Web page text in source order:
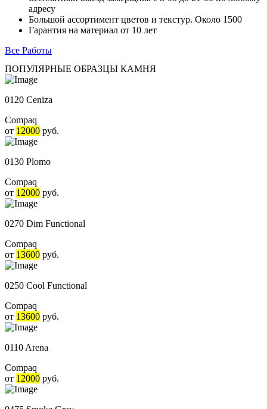
адресу
Большой ассортимент цветов и текстур. Около 1500
Гарантия на материал от 10 лет
Все Работы
ПОПУЛЯРНЫЕ ОБРАЗЦЫ КАМНЯ
0120 Ceniza
Compaq
от 12000 руб.
0130 Plomo
Compaq
от 12000 руб.
0270 Dim Functional
Compaq
от 13600 руб.
0250 Cool Functional
Compaq
от 13600 руб.
0110 Arena
Compaq
от 12000 руб.